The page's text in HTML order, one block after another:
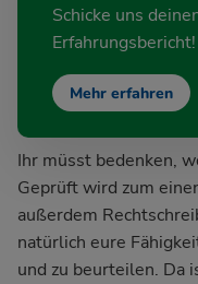
Schicke uns
Erfahrungsbericht!
Mehr erfahren
Ihr müsst bedenken,
Geprüft wird zum
außerdem
natürlich eure
und zu beurteilen. Da